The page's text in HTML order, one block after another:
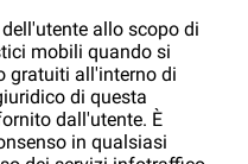
allo scopo di
mobili quando si
gratuiti all'interno di
di questa
dall'utente. È
in qualsiasi